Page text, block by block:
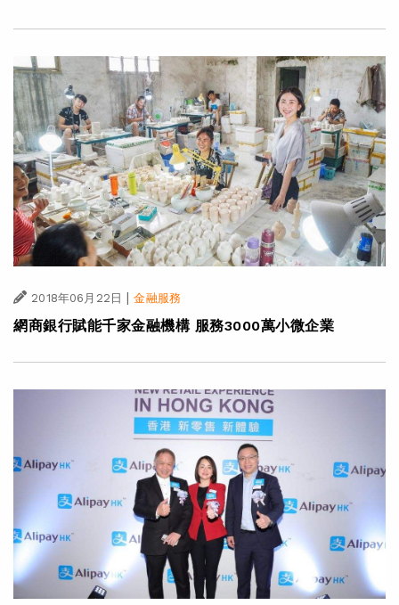
2018年06月22日 | 金融服務
網商銀行賦能千家金融機構 服務3000萬小微企業